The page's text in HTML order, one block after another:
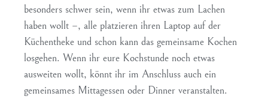
besonders schwer sein, wenn ihr etwas zum Lachen
haben wollt –, alle platzieren ihren Laptop auf der
Küchentheke und schon kann das gemeinsame Kochen
losgehen. Wenn ihr eure Kochstunde noch etwas
ausweiten wollt, könnt ihr im Anschluss auch ein
gemeinsames Mittagessen oder Dinner veranstalten.